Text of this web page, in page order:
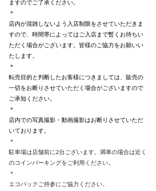
ますのでご了承ください。
＊
店内が混雑しないよう入店制限をさせていただきま
すので、時間帯によってはご入店まで暫くお待ちい
ただく場合がございます。皆様のご協力をお願いい
たします。
＊
​転売目的と判断したお客様につきましては、販売の
一切をお断りさせていただく場合がございますので
ご承知ください。
＊
店内での写真撮影・動画撮影はお断りさせていただ
いております。
＊
駐車場は店舗前に2台ございます。満車の場合は近く
のコインパーキングをご利用ください。
＊
エコバックご持参にご協力ください。